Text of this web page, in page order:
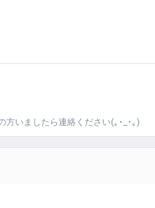
いましたら連絡ください(｡･_･｡)